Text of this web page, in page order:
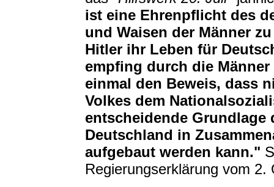
ist eine Ehrenpflicht des
und Waisen der Männer
Hitler ihr Leben für
empfing durch die
einmal den Beweis, dass
Volkes dem
entscheidende Grundlage
Deutschland in
aufgebaut werden kann."
Regierungserklärung vom 2.